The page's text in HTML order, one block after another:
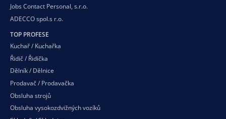
Jobs Contact Personal, s.r.o.
ADECCO spol.s r.o.
TOP PROFESE
Kuchař / Kuchařka
Řidič / Řidička
Dělník / Dělnice
Prodavač / Prodavačka
Obsluha strojů
Obsluha vysokozdvižných vozíků